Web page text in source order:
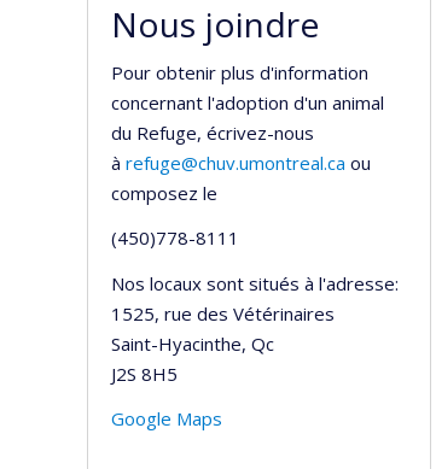
Nous joindre
Pour obtenir plus d'information
concernant l'adoption d'un animal
du Refuge, écrivez-nous
à refuge@chuv.umontreal.ca ou
composez le
(450)778-8111
Nos locaux sont situés à l'adresse:
1525, rue des Vétérinaires
Saint-Hyacinthe, Qc
J2S 8H5
Google Maps